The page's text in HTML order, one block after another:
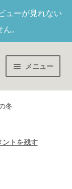
ューが見れない
。
メニュー
冬
ントを残す